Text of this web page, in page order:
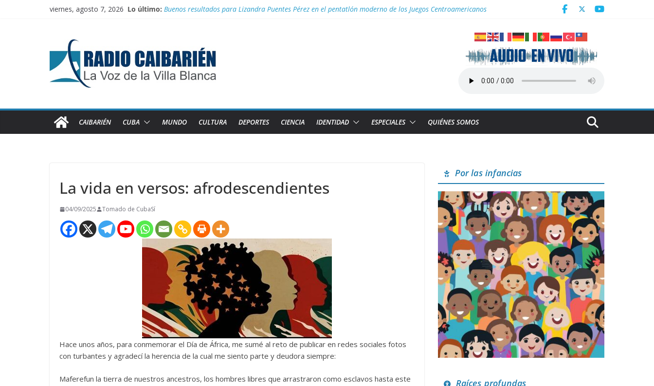
viernes, agosto 7, 2026 Lo último: Buenos resultados para Lizandra Puentes Pérez en el pentatlón moderno de los Juegos Centroamericanos
“Aterrizando” los efectos del calor global
CAIBARIÉN CUBA MUNDO CULTURA DEPORTES CIENCIA IDENTIDAD ESPECIALES QUIÉNES SOMOS
La vida en versos: afrodescendientes
04/09/2025 Tomado de CubaSí
Hace unos años, para conmemorar el Día de África, me sumé al reto de publicar en redes sociales fotos
con turbantes y agradecí la herencia de la cual me siento parte y deudora siempre:
Maferefun la tierra de nuestros ancestros, los hombres libres que arrastraron como esclavos hasta este
Por las infancias
Raíces profundas